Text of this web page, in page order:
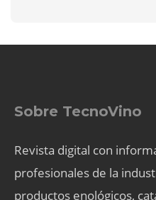
Sobre TecnoVino
Revista digital con
profesionales de la
productos enológicos,